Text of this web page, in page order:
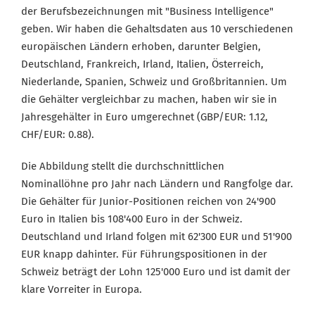
der Berufsbezeichnungen mit "Business Intelligence"
geben. Wir haben die Gehaltsdaten aus 10 verschiedenen
europäischen Ländern erhoben, darunter Belgien,
Deutschland, Frankreich, Irland, Italien, Österreich,
Niederlande, Spanien, Schweiz und Großbritannien. Um
die Gehälter vergleichbar zu machen, haben wir sie in
Jahresgehälter in Euro umgerechnet (GBP/EUR: 1.12,
CHF/EUR: 0.88).
Die Abbildung stellt die durchschnittlichen
Nominallöhne pro Jahr nach Ländern und Rangfolge dar.
Die Gehälter für Junior-Positionen reichen von 24'900
Euro in Italien bis 108'400 Euro in der Schweiz.
Deutschland und Irland folgen mit 62'300 EUR und 51'900
EUR knapp dahinter. Für Führungspositionen in der
Schweiz beträgt der Lohn 125'000 Euro und ist damit der
klare Vorreiter in Europa.